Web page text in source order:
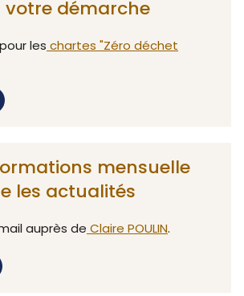
démarche
les chartes "Zéro déchet
mensuelle
les actualités
auprès de Claire POULIN.